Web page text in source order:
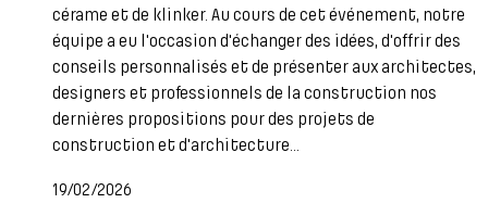
cérame et de klinker. Au cours de cet événement, notre
équipe a eu l'occasion d'échanger des idées, d'offrir des
conseils personnalisés et de présenter aux architectes,
designers et professionnels de la construction nos
dernières propositions pour des projets de
construction et d'architecture...
19/02/2026